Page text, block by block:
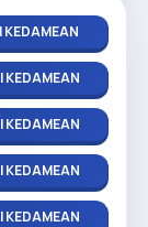
KEDAMEAN
KEDAMEAN
KEDAMEAN
KEDAMEAN
KEDAMEAN